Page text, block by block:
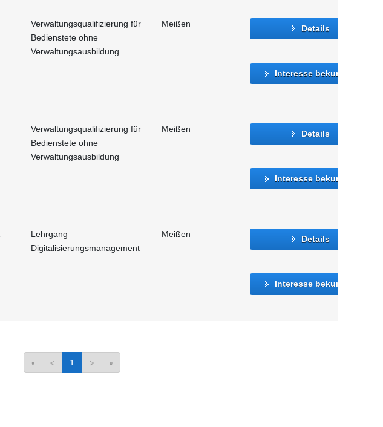
Verwaltungsqualifizierung für
Bedienstete ohne
Verwaltungsausbildung
Meißen Details
Interesse bekunden
Verwaltungsqualifizierung für
Bedienstete ohne
Verwaltungsausbildung
Meißen Details
Interesse bekunden
Lehrgang
Digitalisierungsmanagement
Meißen Details
Interesse bekunden
« < 1 > »